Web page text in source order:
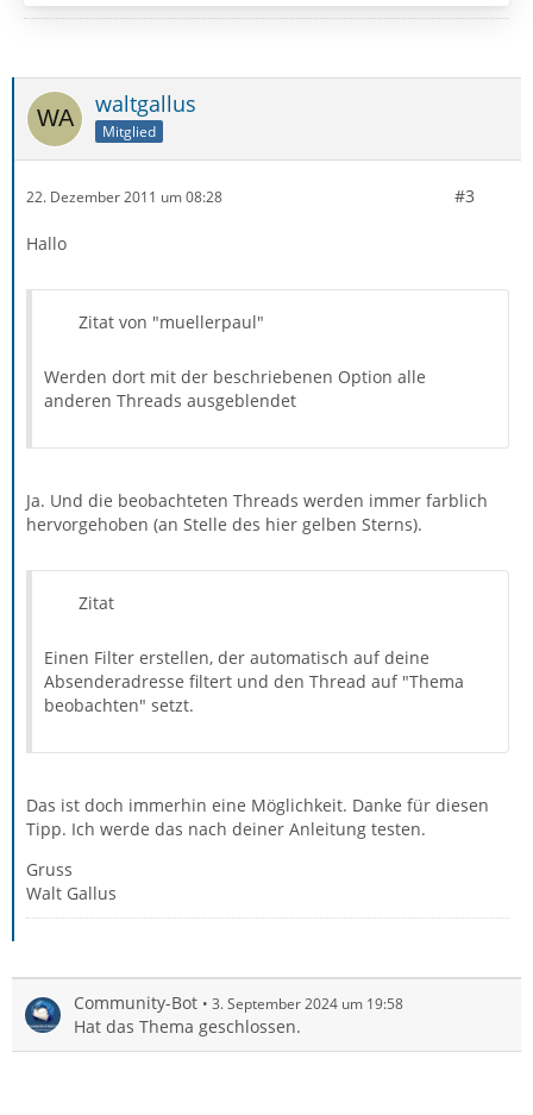
waltgallus
Mitglied
22. Dezember 2011 um 08:28 #3
Hallo
Zitat von "muellerpaul"
Werden dort mit der beschriebenen Option alle
anderen Threads ausgeblendet
Ja. Und die beobachteten Threads werden immer farblich
hervorgehoben (an Stelle des hier gelben Sterns).
Zitat
Einen Filter erstellen, der automatisch auf deine
Absenderadresse filtert und den Thread auf "Thema
beobachten" setzt.
Das ist doch immerhin eine Möglichkeit. Danke für diesen
Tipp. Ich werde das nach deiner Anleitung testen.
Gruss
Walt Gallus
Community-Bot 3. September 2024 um 19:58
Hat das Thema geschlossen.